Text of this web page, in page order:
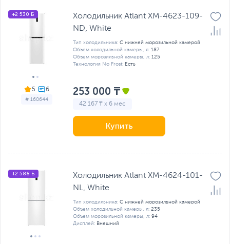
5
# 160644
+2 530 Б
Холодильник Atlant ХМ-4623-109-
ND, White
Тип холодильника: С нижней морозильной камерой
Объем холодильной камеры, л: 187
Объем морозильной камеры, л: 125
Технология No Frost: Есть
253 000 ₸
42 167 ₸ x 6 мес
Купить
+2 588 Б
Холодильник Atlant ХМ-4624-101-
NL, White
Тип холодильника: С нижней морозильной камерой
Объем холодильной камеры, л: 235
Объем морозильной камеры, л: 94
Дисплей: Внешний